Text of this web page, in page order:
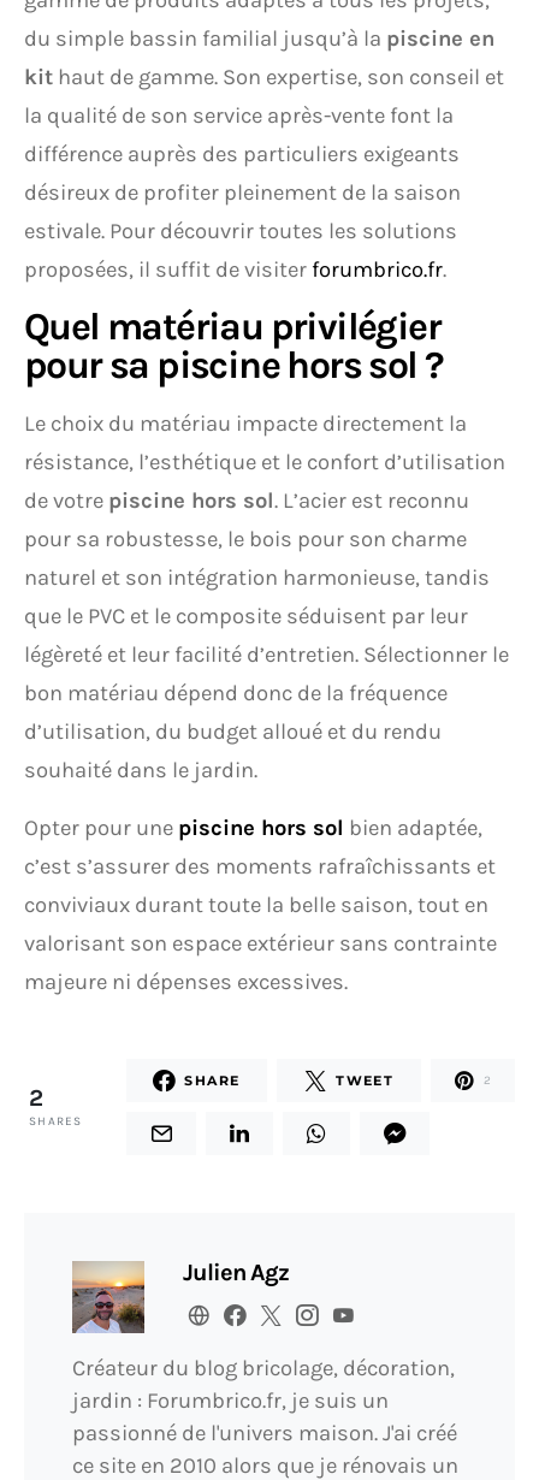
du simple bassin familial jusqu’à la piscine en
kit haut de gamme. Son expertise, son conseil et
la qualité de son service après-vente font la
différence auprès des particuliers exigeants
désireux de profiter pleinement de la saison
estivale. Pour découvrir toutes les solutions
proposées, il suffit de visiter forumbrico.fr.
Quel matériau privilégier
pour sa piscine hors sol ?
Le choix du matériau impacte directement la
résistance, l’esthétique et le confort d’utilisation
de votre piscine hors sol. L’acier est reconnu
pour sa robustesse, le bois pour son charme
naturel et son intégration harmonieuse, tandis
que le PVC et le composite séduisent par leur
légèreté et leur facilité d’entretien. Sélectionner le
bon matériau dépend donc de la fréquence
d’utilisation, du budget alloué et du rendu
souhaité dans le jardin.
Opter pour une piscine hors sol bien adaptée,
c’est s’assurer des moments rafraîchissants et
conviviaux durant toute la belle saison, tout en
valorisant son espace extérieur sans contrainte
majeure ni dépenses excessives.
2
SHARES
SHARE TWEET 2
Julien Agz
Créateur du blog bricolage, décoration,
jardin : Forumbrico.fr, je suis un
passionné de l'univers maison. J'ai créé
ce site en 2010 alors que je rénovais un